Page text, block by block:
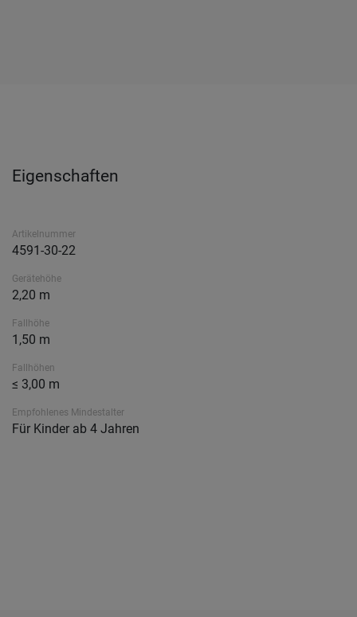
Eigenschaften
Artikelnummer
4591-30-22
Gerätehöhe
2,20 m
Fallhöhe
1,50 m
Fallhöhen
≤ 3,00 m
Empfohlenes Mindestalter
Für Kinder ab 4 Jahren